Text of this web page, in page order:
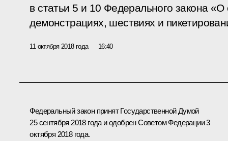
в статьи 5 и 10 Федерального закона «О
демонстрациях, шествиях и
11 октября 2018 года 16:40
Федеральный закон принят Государственной Думой
25 сентября 2018 года и одобрен Советом Федерации 3
октября 2018 года.